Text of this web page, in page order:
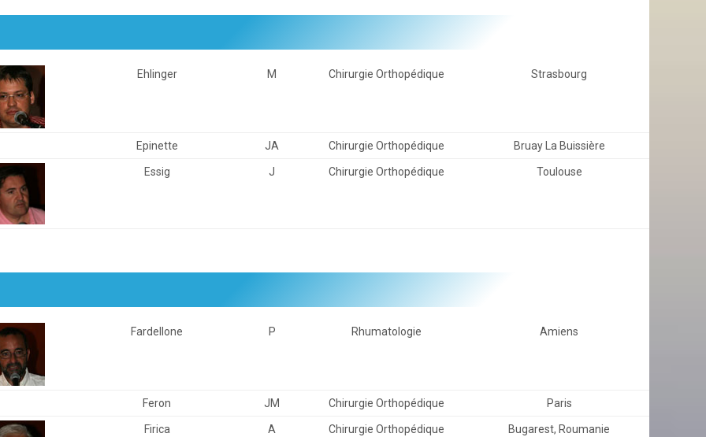
Ehlinger M Chirurgie Orthopédique Strasbourg
Epinette JA Chirurgie Orthopédique Bruay La Buissière
Essig J Chirurgie Orthopédique Toulouse
Fardellone P Rhumatologie Amiens
Feron JM Chirurgie Orthopédique Paris
Firica A Chirurgie Orthopédique Bugarest, Roumanie